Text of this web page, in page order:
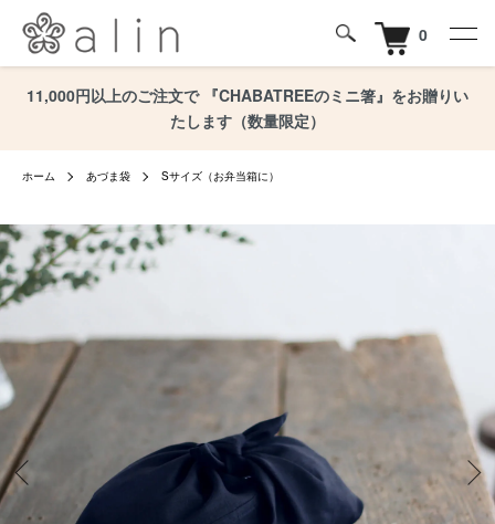
0
11,000円以上のご注文で 『CHABATREEのミニ箸』をお贈りい
たします（数量限定）
ホーム あづま袋 Sサイズ（お弁当箱に）